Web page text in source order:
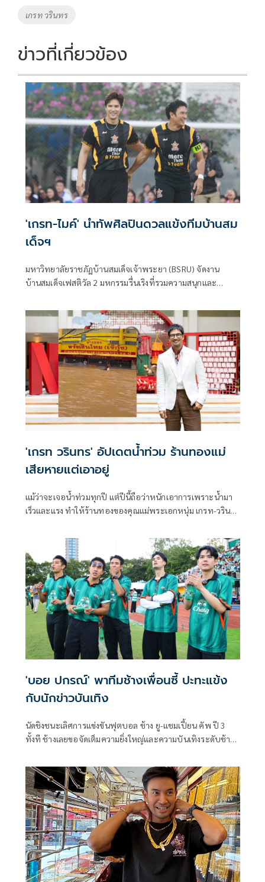
o
k k
Tags
เกรท วรินทร
ข่าวที่เกี่ยวข้อง
'เกรท-ไมค์' นำทัพศิลปินดวลแข้งทีมบ้านสม
เด็จฯ
มหาวิทยาลัยราชภัฏบ้านสมเด็จเจ้าพระยา (BSRU) จัดงาน
บ้านสมเด็จเฟสติวัล 2 มหกรรมรื่นเริงที่รวมความสนุกและ
พันปีหลวง (สมเด็จพระนางเจ้าสิริกิติ์ พระบรมราชินีนาถ
พระบรมราชชนนีพันปีหลวง) และระลึกถึงวันพิราลัย
สมเด็จเจ้าพระยาบรมมหาศรีสุริยวงศ์ (ช่วง บุนนาค) ณ
มหาวิทยาลัยราชภัฏบ้านสมเด็จเจ้าพระยา ขนทัพซูเปอร์สตาร์
และกิจกรรมครบเครื่องทั้ง วิชาการ ดนตรี กีฬา และศิลปะ ให้
เข้าชมฟรีตลอดงาน
'เกรท วรินทร' อัปเดตน้ำท่วม ร้านทองแม่
เสียหายแต่เอาอยู่
แม้ว่าจะเจอน้ำท่วมทุกปี แต่ปีนี้ถือว่าหนักเอาการเพราะน้ำมา
เร็วและแรง ทำให้ร้านทองของคุณแม่พระเอกหนุ่ม เกรท-วริน
ความเสียหายพอสมควร แถมล่าสุดยังอาจจะมีระลอก 2 อีก
ทำให้ต้องเลื่อนลูกค้าที่จะมีซื้อทองออกไปก่อน
'บอย ปกรณ์' พาทีมช้างเพื่อนซี้ ปะทะแข้ง
กับนักข่าวบันเทิง
นัดชิงชนะเลิศการแข่งขันฟุตบอล ช้าง ยู-แชมเปี้ยน คัพ ปี 3
ทั้งที ช้างเลยขอจัดเต็มความยิ่งใหญ่และความบันเทิงระดับช้าง
ประเทศ ที่มีรางวัล Dream Prize สุดเอ็กซ์คลูซีฟพาไปเปิด
ประสบการณ์ฟุตบอลระดับโลก จัดแมตช์ดวลลูกโทษในฝัน